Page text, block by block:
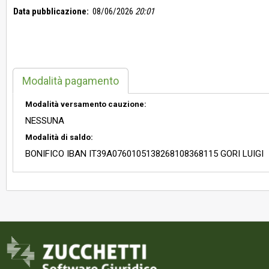
Data pubblicazione: 08/06/2026 20:01
Modalità pagamento
Modalità versamento cauzione:
NESSUNA
Modalità di saldo:
BONIFICO IBAN IT39A0760105138268108368115 GORI LUIGI